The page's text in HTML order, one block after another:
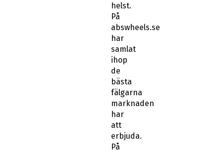
helst.
På
abswheels.se
har
samlat
ihop
de
bästa
fälgarna
marknaden
har
att
erbjuda.
På